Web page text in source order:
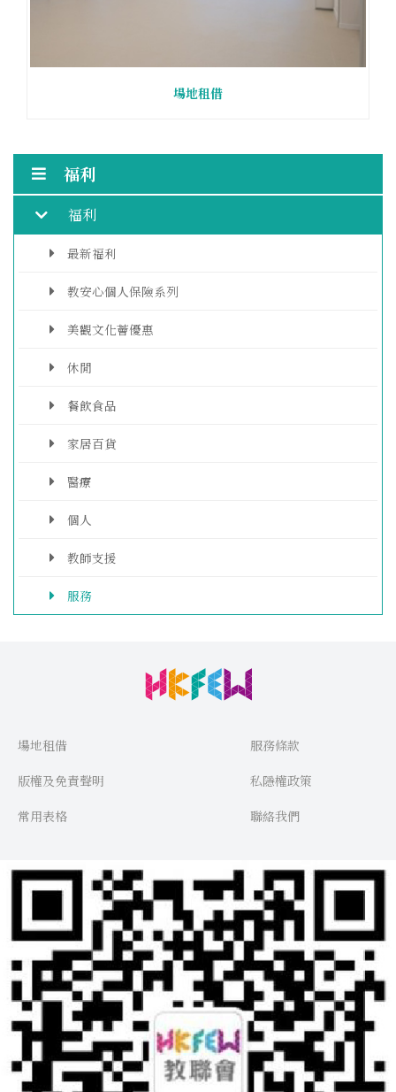
福利
福利
最新福利
教安心個人保險系列
美觀文化薈優惠
休閒
餐飲食品
家居百貨
醫療
個人
教師支援
服務
場地租借
場地租借
服務條款
版權及免責聲明
私隱權政策
常用表格
聯絡我們